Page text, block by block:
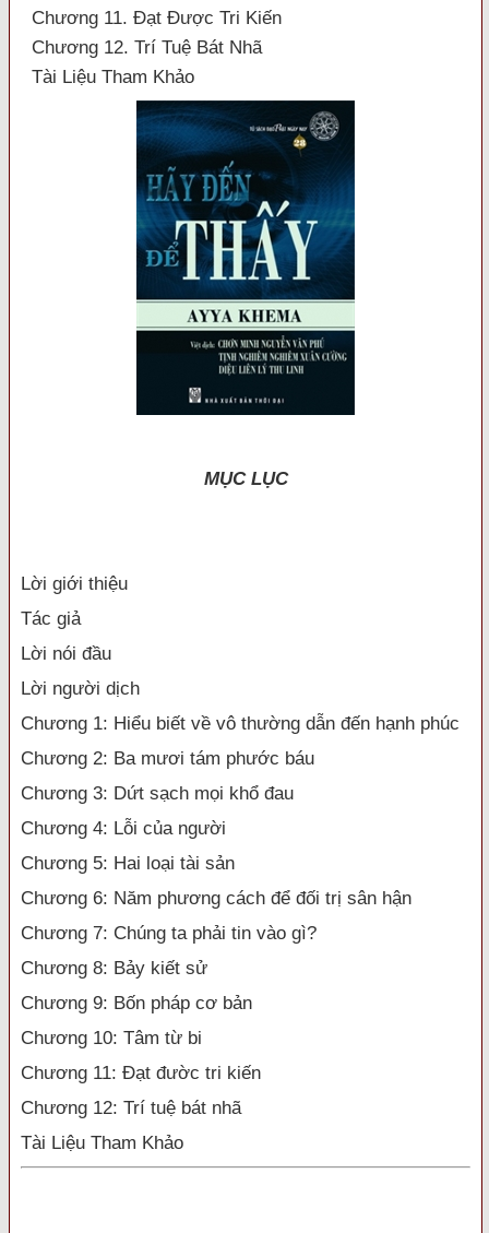
Chương 11. Đạt Được Tri Kiến
Chương 12. Trí Tuệ Bát Nhã
Tài Liệu Tham Khảo
MỤC LỤC
Lời giới thiệu
Tác giả
Lời nói đầu
Lời người dịch
Chương 1: Hiểu biết về vô thường dẫn đến hạnh phúc
Chương 2: Ba mươi tám phước báu
Chương 3: Dứt sạch mọi khổ đau
Chương 4: Lỗi của người
Chương 5: Hai loại tài sản
Chương 6: Năm phương cách để đối trị sân hận
Chương 7: Chúng ta phải tin vào gì?
Chương 8: Bảy kiết sử
Chương 9: Bốn pháp cơ bản
Chương 10: Tâm từ bi
Chương 11: Đạt đườc tri kiến
Chương 12: Trí tuệ bát nhã
Tài Liệu Tham Khảo